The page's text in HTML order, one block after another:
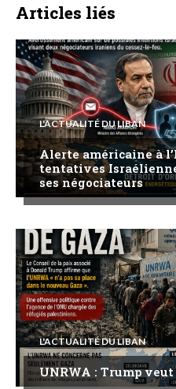
Articles liés
L'ACTUALITÉ DU LIBAN
Alerte américaine à
tentatives
ses négociateurs
L'ACTUALITÉ DU LIBAN
UNRWA : Trump veut